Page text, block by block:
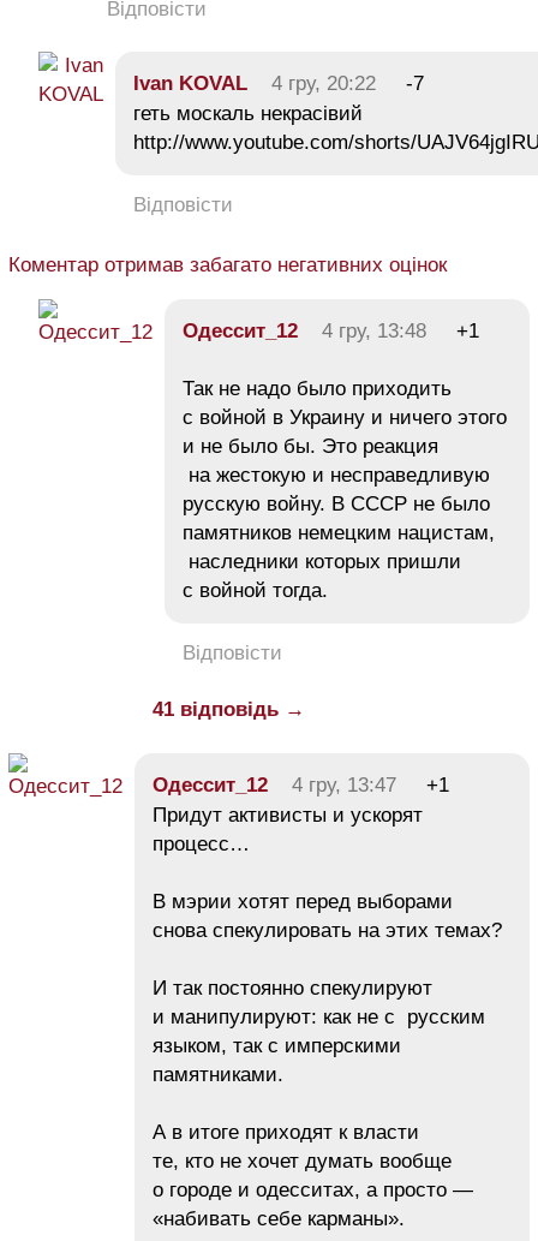
Відповісти
Ivan KOVAL 4 гру, 20:22
-7
геть москаль некрасівий
http://www.youtube.com/shorts/
Відповісти
Коментар отримав забагато негативних оцінок
Одессит_12 4 гру, 13:48 +1
Так не надо было приходить
с войной в Украину и ничего этого
и не было бы. Это реакция
на жестокую и несправедливую
русскую войну. В СССР не было
памятников немецким нацистам,
наследники которых пришли
с войной тогда.
Відповісти
41 відповідь →
Одессит_12 4 гру, 13:47
+1
Придут активисты и ускорят
процесс…
В мэрии хотят перед выборами
снова спекулировать на этих темах?
И так постоянно спекулируют
и манипулируют: как не с русским
языком, так с имперскими
памятниками.
А в итоге приходят к власти
те, кто не хочет думать вообще
о городе и одесситах, а просто —
«набивать себе карманы».